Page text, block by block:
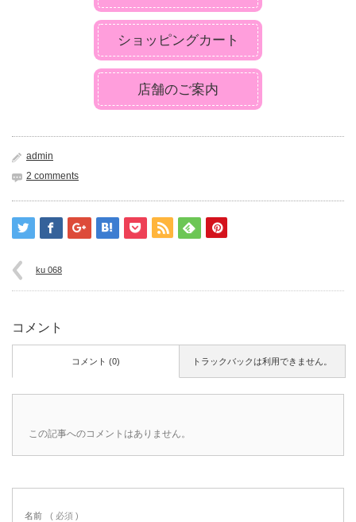
ショッピングカート
店舗のご案内
admin
2 comments
ku 068
コメント
トラックバックは利用できません。
コメント (0)
この記事へのコメントはありません。
名前 ( 必須 )